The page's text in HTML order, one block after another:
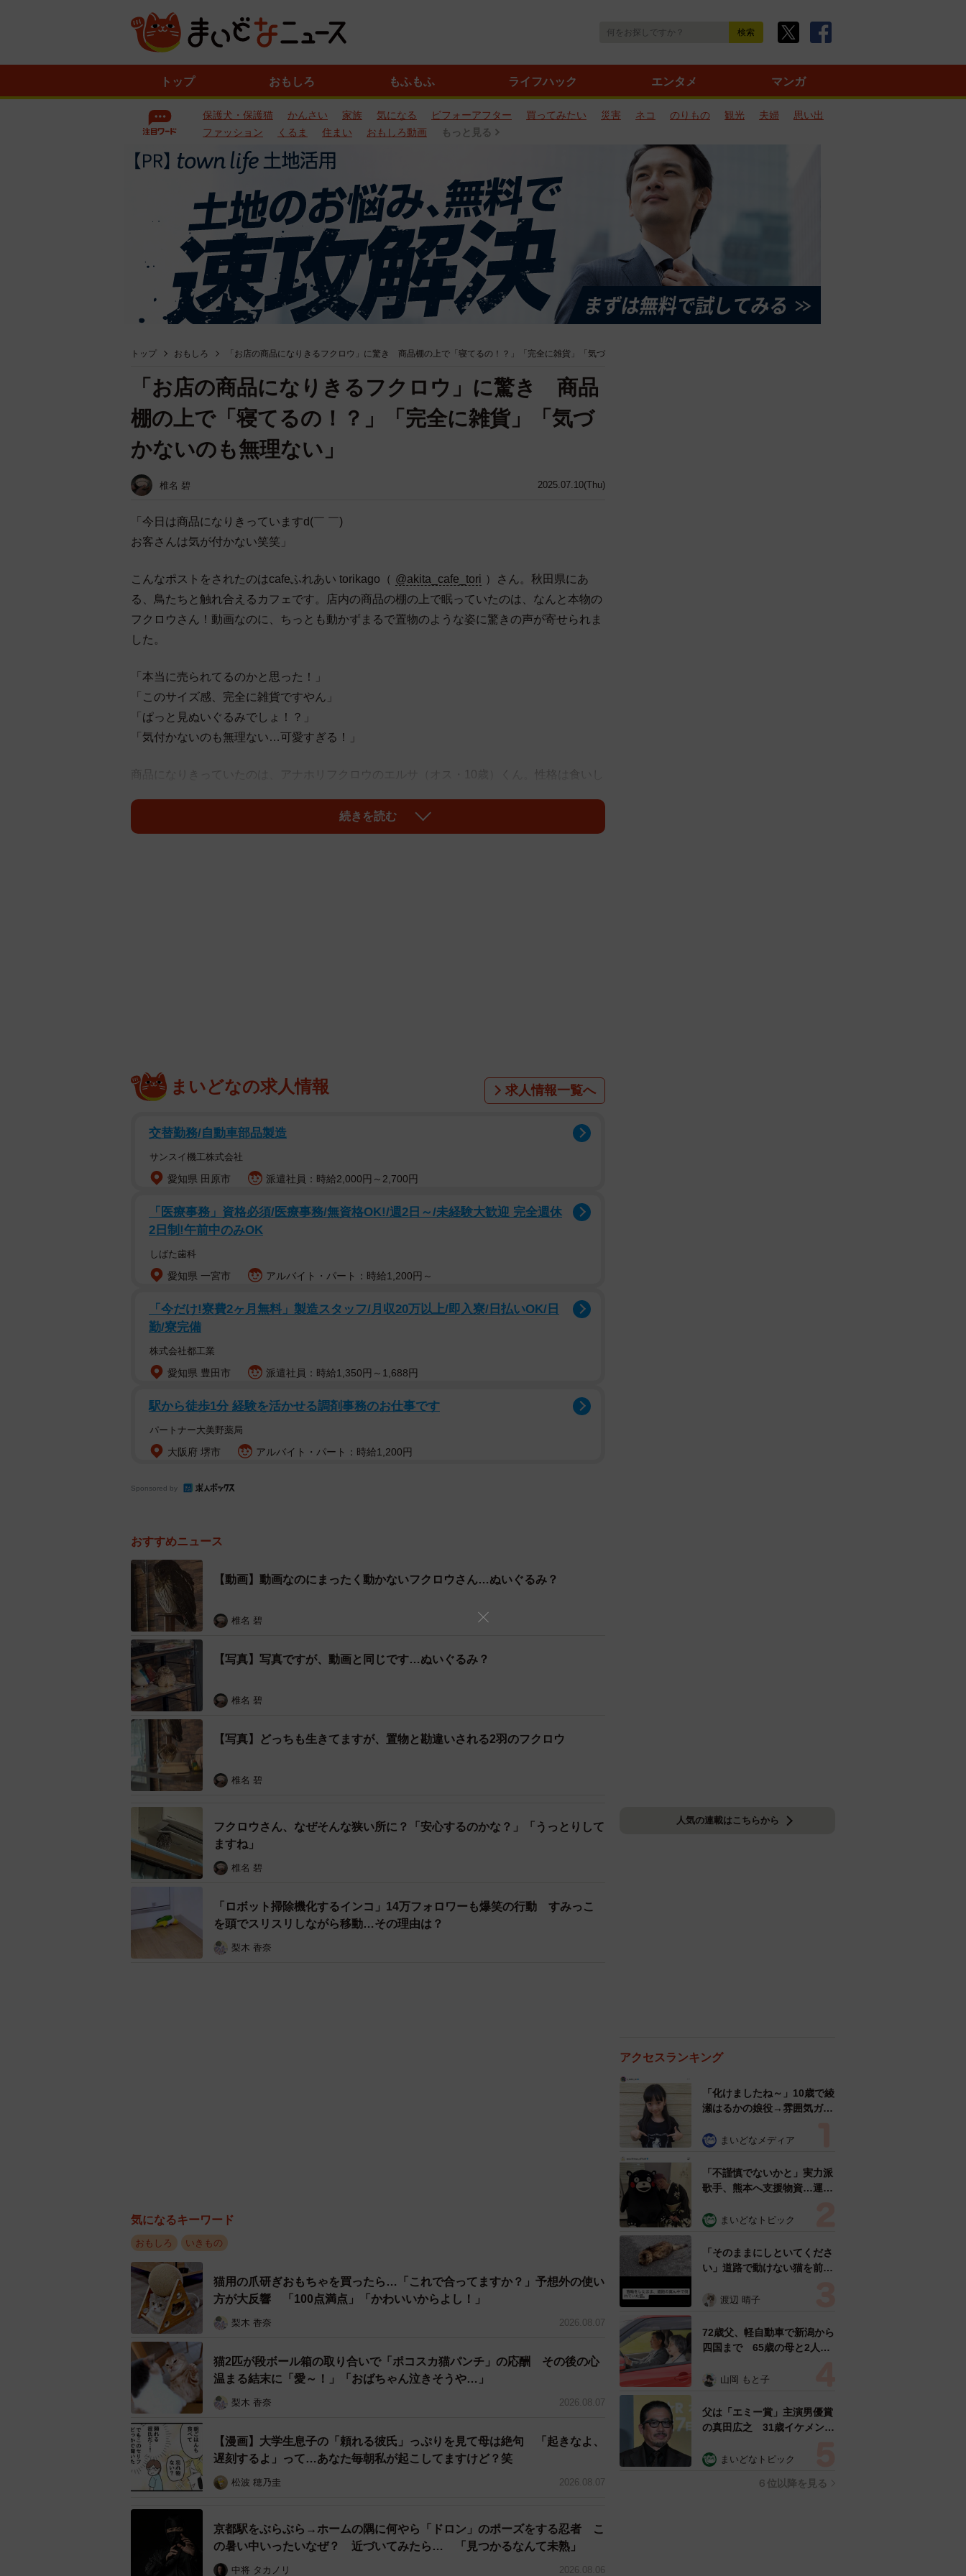
トップ おもしろ もふもふ ライフハック エンタメ マンガ
保護犬・保護猫 かんさい 家族 気になる ビフォーアフター 買ってみたい 災害 ネコ のりもの 観光 夫婦
思い出
ファッション
くるま 住まい おもしろ動画 もっと見る
トップ おもしろ 「お店の商品になりきるフクロウ」に驚き 商品棚の上で「寝てるの！？」「完全に雑貨」「気づ
2025.07.10(Thu)
「お店の商品になりきるフクロウ」に驚き 商品
棚の上で「寝てるの！？」「完全に雑貨」「気づ
かないのも無理ない」
椎名 碧
「今日は商品になりきっていますd(￣ ￣)
お客さんは気が付かない笑笑」
こんなポストをされたのはcafeふれあい torikago（ @akita_cafe_tori ）さん。秋田県にあ
る、鳥たちと触れ合えるカフェです。店内の商品の棚の上で眠っていたのは、なんと本物の
フクロウさん！動画なのに、ちっとも動かずまるで置物のような姿に驚きの声が寄せられま
した。
「本当に売られてるのかと思った！」
「このサイズ感、完全に雑貨ですやん」
「ぱっと見ぬいぐるみでしょ！？」
「気付かないのも無理ない…可愛すぎる！」
商品になりきっていたのは、アナホリフクロウのエルサ（オス・10歳）くん。性格は食いし
「漢（ハン）」などと呼ばれるそうです。cafeふれあい torikagoさんにお話を聞きました。
ーー動画は、どのような状況で撮影を？
「棚で遊んでいるポストは過去にもあるのですが、シールを齧って遊んだあとに飽きてその
まま寝るルーティンがあるんです。今回は寝ている姿の動画を新たに撮影しました」
「普段からいろんなところで遊んだり寝たりするので、“また寝てるな”くらいの感覚でし
た」
「雑貨で遊ぶのはよくあります。最近はシールがブームみたいですが、他の雑貨をボロボロ
にされたり、ウンコをつけられたりも…。私が止めに来るのをわかってて、構ってほしいと
続きを読む
まいどなの求人情報 求人情報一覧へ
交替勤務/自動車部品製造
サンスイ機工株式会社
愛知県 田原市 派遣社員：時給2,000円～2,700円
「医療事務」資格必須/医療事務/無資格OK!/週2日～/未経験大歓迎 完全週休
2日制!午前中のみOK
しばた歯科
愛知県 一宮市 アルバイト・パート：時給1,200円～
「今だけ!寮費2ヶ月無料」製造スタッフ/月収20万以上/即入寮/日払いOK/日
勤/寮完備
株式会社都工業
愛知県 豊田市 派遣社員：時給1,350円～1,688円
駅から徒歩1分 経験を活かせる調剤事務のお仕事です
パートナー大美野薬局
大阪府 堺市 アルバイト・パート：時給1,200円
Sponsored by
おすすめニュース
【動画】動画なのにまったく動かないフクロウさん…ぬいぐるみ？
椎名 碧
【写真】写真ですが、動画と同じです…ぬいぐるみ？
椎名 碧
【写真】どっちも生きてますが、置物と勘違いされる2羽のフクロウ
椎名 碧
フクロウさん、なぜそんな狭い所に？「安心するのかな？」「うっとりして
ますね」
椎名 碧
「ロボット掃除機化するインコ」14万フォロワーも爆笑の行動 すみっこ
を頭でスリスリしながら移動…その理由は？
梨木 香奈
気になるキーワード
おもしろ いきもの
猫用の爪研ぎおもちゃを買ったら…「これで合ってますか？」予想外の使い
方が大反響 「100点満点」「かわいいからよし！」
梨木 香奈 2026.08.07
猫2匹が段ボール箱の取り合いで「ポコスカ猫パンチ」の応酬 その後の心
温まる結末に「愛～！」「おばちゃん泣きそうや…」
梨木 香奈 2026.08.07
【漫画】大学生息子の「頼れる彼氏」っぷりを見て母は絶句 「起きなよ、
遅刻するよ」って…あなた毎朝私が起こしてますけど？笑
松波 穂乃圭 2026.08.07
京都駅をぶらぶら→ホームの隅に何やら「ドロン」のポーズをする忍者 こ
の暑い中いったいなぜ？ 近づいてみたら… 「見つかるなんて未熟」
中将 タカノリ 2026.08.06
人気の連載はこちらから
アクセスランキング
「化けましたね～」10歳で綾
瀬はるかの娘役→雰囲気ガラ
雰囲気が」「宝塚に入れそ
まいどなメディア
「不謹慎でないかと」実力派
歌手、熊本へ支援物資…運搬
めらい 「痛いほど伝わる」
まいどなトピック
「そのままにしといてくださ
い」道路で動けない猫を前に
ようとした4日間 「命の重
表の訴え
渡辺 晴子
72歳父、軽自動車で新潟から
四国まで 65歳の母と2人で
憩まで分刻み… 「大学生で
山岡 もと子
父は「エミー賞」主演男優賞
の真田広之 31歳イケメン俳
「ガチヒロさんそっくり」
まいどなトピック
６位以降を見る